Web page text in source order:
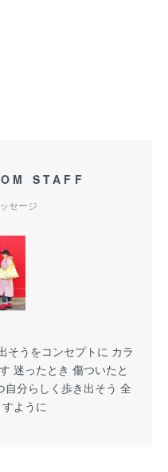
STAFF
セージ
うをコンセプトに カラ
迷ったとき 傷ついたと
自分らしく歩き出そう 全
ように